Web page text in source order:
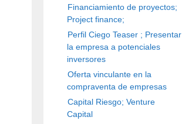
Financiamiento de proyectos;
Project finance;
Perfil Ciego Teaser ; Presentar
la empresa a potenciales
inversores
Oferta vinculante en la
compraventa de empresas
Capital Riesgo; Venture
Capital